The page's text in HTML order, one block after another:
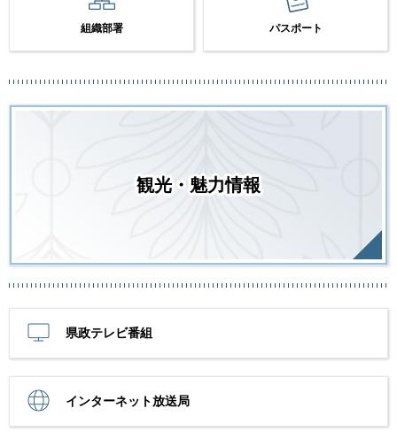
組織部署 パスポート
観光・魅力情報
県政テレビ番組
インターネット放送局